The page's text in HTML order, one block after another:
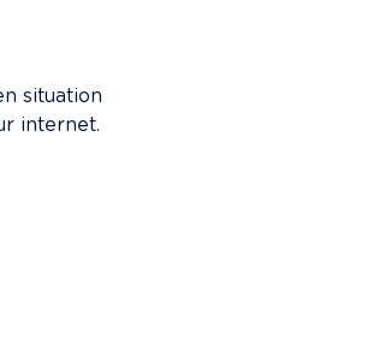
situation
internet.